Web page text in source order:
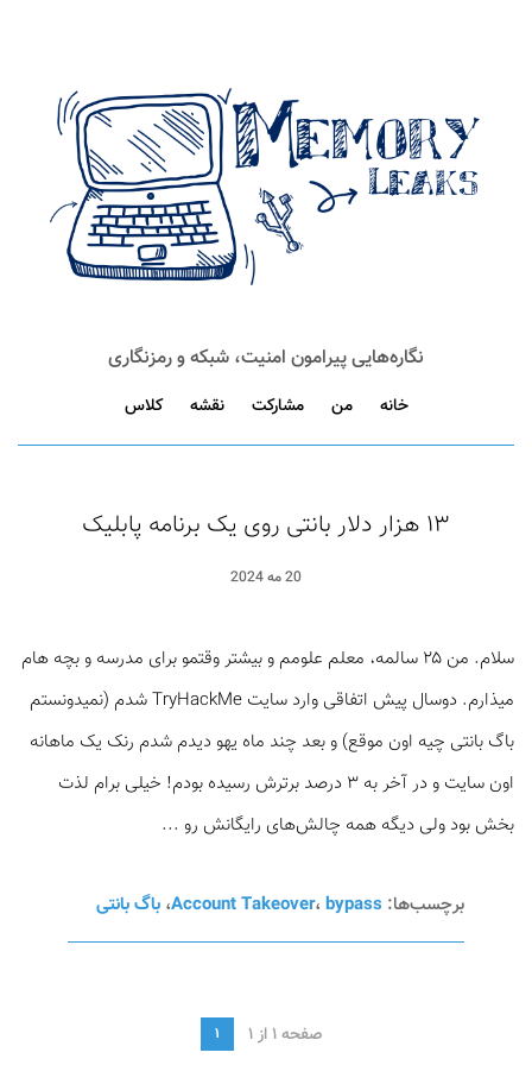
نگاره‌هایی پیرامون امنیت، شبکه و رمزنگاری
خانه من مشارکت نقشه کلاس
۱۳ هزار دلار بانتی روی یک برنامه پابلیک
20 مه 2024
سلام. من ۲۵ سالمه، معلم علومم و بیشتر وقتمو برای مدرسه و بچه هام
میذارم. دوسال پیش اتفاقی وارد سایت TryHackMe شدم (نمیدونستم
باگ بانتی چیه اون موقع) و بعد چند ماه یهو دیدم شدم رنک یک ماهانه
اون سایت و در آخر به ۳ درصد برترش رسیده بودم! خیلی برام لذت
بخش بود ولی دیگه همه چالش‌های رایگانش رو ...
برچسب‌ها: Account Takeover،bypass ، باگ بانتی
صفحه 1 از 1 1